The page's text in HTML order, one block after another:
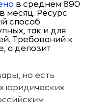
в среднем 890
месяц. Ресурс
способ
так и для
Требований к
а депозит
но есть
юридических